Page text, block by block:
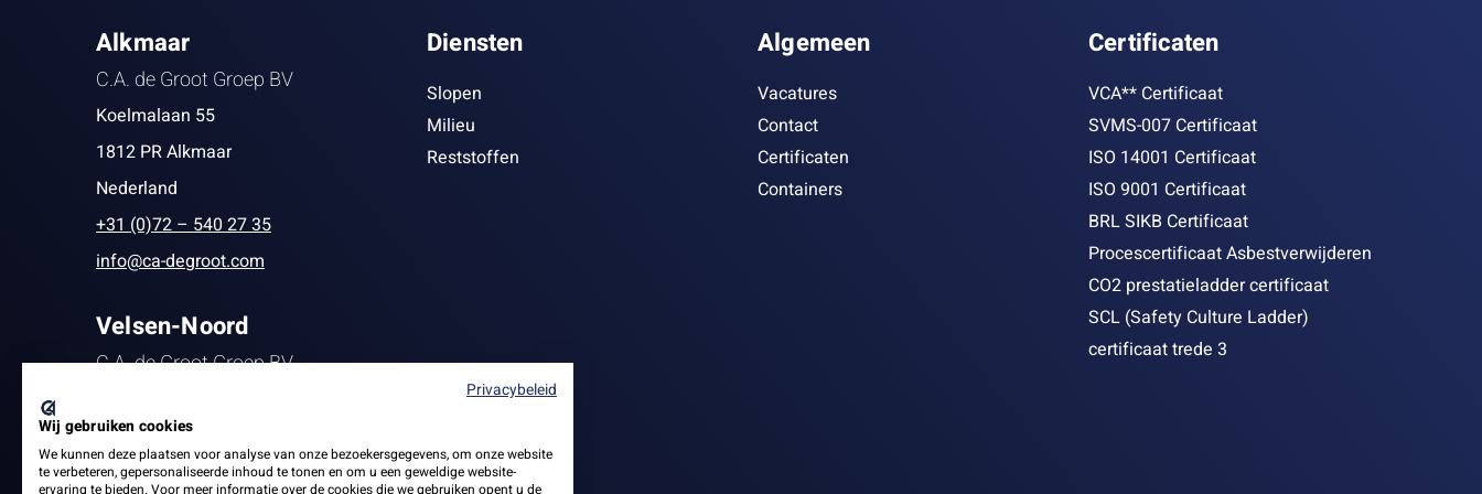
Alkmaar
C.A. de Groot Groep BV
Koelmalaan 55
1812 PR Alkmaar
Nederland
+31 (0)72 – 540 27 35
info@ca-degroot.com
Velsen-Noord
C.A. de Groot Groep BV
1951 MB Velsen-Noord
+31 (0)251 27 22 13
Diensten
Slopen
Milieu
Reststoffen
Algemeen
Vacatures
Contact
Certificaten
Containers
Certificaten
VCA** Certificaat
SVMS-007 Certificaat
ISO 14001 Certificaat
ISO 9001 Certificaat
BRL SIKB Certificaat
Procescertificaat Asbestverwijderen
CO2 prestatieladder certificaat
SCL (Safety Culture Ladder)
certificaat trede 3
Privacybeleid
Wij gebruiken cookies
We kunnen deze plaatsen voor analyse van onze bezoekersgegevens, om onze website
te verbeteren, gepersonaliseerde inhoud te tonen en om u een geweldige website-
ervaring te bieden. Voor meer informatie over de cookies die we gebruiken opent u de